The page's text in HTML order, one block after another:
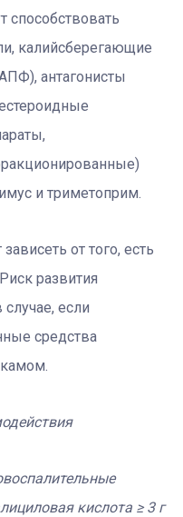
способствовать
калийсберегающие
антагонисты
и триметоприм.
от того, есть
развития
если
средства
кислота ≥ 3 г